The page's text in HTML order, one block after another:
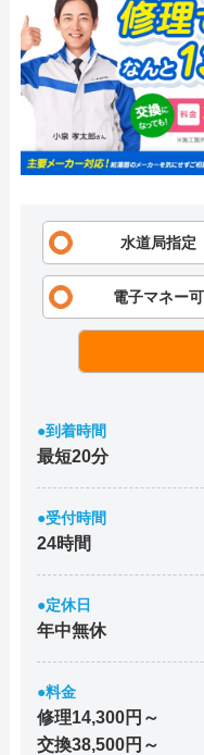
水道局指定
電子マネー可
●到着時間
最短20分
●受付時間
24時間
●定休日
年中無休
●料金
修理14,300円～
交換38,500円～